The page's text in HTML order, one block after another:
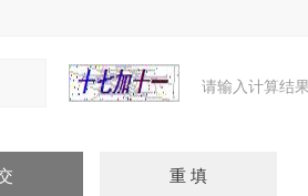
请输入计算结